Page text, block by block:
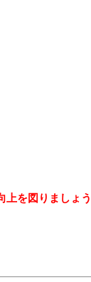
上を図りましょ